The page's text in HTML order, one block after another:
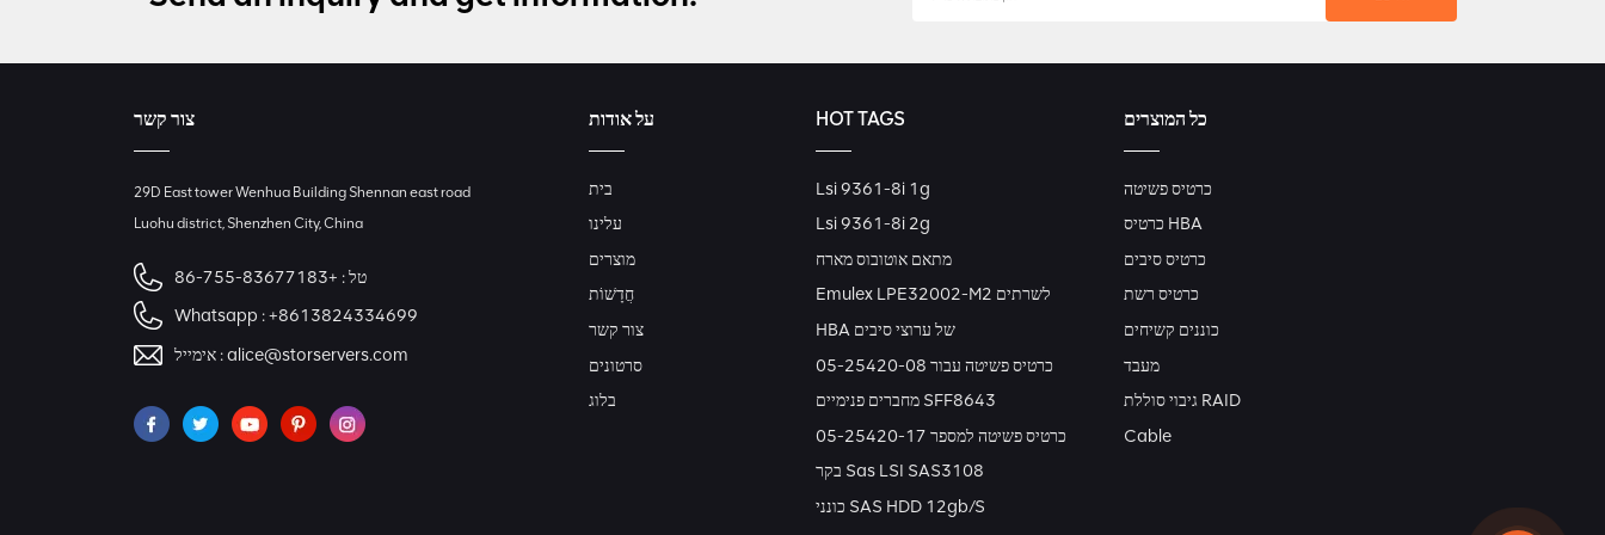
צור קשר
29D East tower Wenhua Building Shennan east road
Luohu district, Shenzhen City, China
טל : +86-755-83677183
Whatsapp :+8613824334699
אימייל :alice@storservers.com
על אודות
בית
עלינו
מוצרים
חֲדָשׁוֹת
צור קשר
סרטונים
בלוג
HOT TAGS
Lsi 9361-8i 1g
Lsi 9361-8i 2g
מתאם אוטובוס מארח
Emulex LPE32002-M2 לשרתים
HBA של ערוצי סיבים
כרטיס פשיטה עבור 05-25420-08
מחברים פנימיים SFF8643
כרטיס פשיטה למספר 05-25420-17
בקר Sas LSI SAS3108
כונני SAS HDD 12gb/s
כל המוצרים
כרטיס פשיטה
כרטיס HBA
כרטיס סיבים
כרטיס רשת
כוננים קשיחים
מעבד
גיבוי סוללת RAID
Cable